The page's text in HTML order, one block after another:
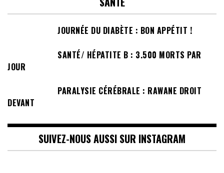
JOURNÉE DU DIABÈTE : BON APPÉTIT !
SANTÉ/ HÉPATITE B : 3.500 MORTS PAR
JOUR
PARALYSIE CÉRÉBRALE : RAWANE DROIT
DEVANT
SUIVEZ-NOUS AUSSI SUR INSTAGRAM